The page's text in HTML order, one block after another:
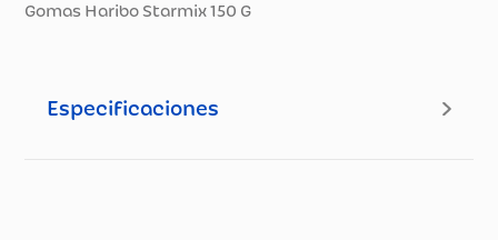
Gomas Haribo Starmix 150 G
Especificaciones